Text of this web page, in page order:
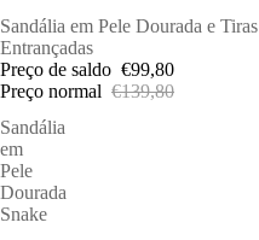
ESGOTADO
Sandália em Pele Dourada e Tiras
Entrançadas
Preço de saldo €99,80
Preço normal €139,80
Sandália
em
Pele
Dourada
Snake